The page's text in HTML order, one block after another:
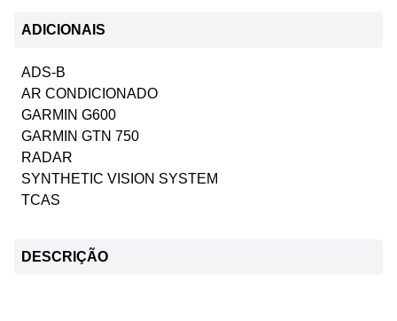
ADICIONAIS
ADS-B
AR CONDICIONADO
GARMIN G600
GARMIN GTN 750
RADAR
SYNTHETIC VISION SYSTEM
TCAS
DESCRIÇÃO